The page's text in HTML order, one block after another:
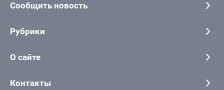
Сообщить новость
Рубрики
О сайте
Контакты